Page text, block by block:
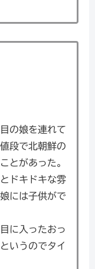
の娘を連れて
段で北朝鮮の
とがあった。
ドキドキな雰
には子供がで
に入ったおっ
いうのでタイ